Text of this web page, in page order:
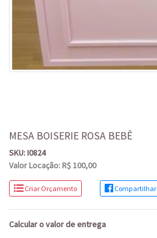
MESA BOISERIE ROSA BEBÊ
SKU: I0824
Valor Locação: R$ 100,00
Criar Orçamento Compartilhar
Calcular o valor de entrega